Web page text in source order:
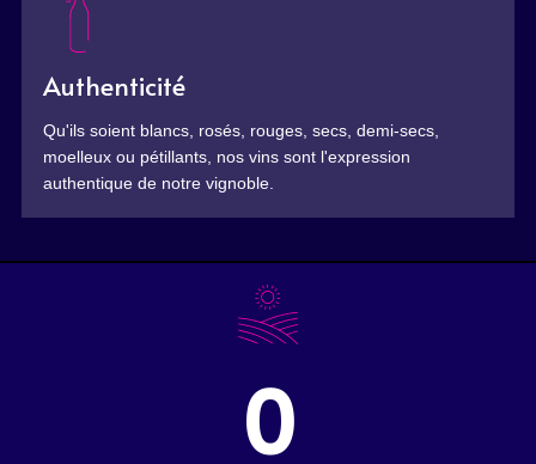
Authenticité
Qu'ils soient blancs, rosés, rouges, secs, demi-secs,
moelleux ou pétillants, nos vins sont l'expression
authentique de notre vignoble.
0